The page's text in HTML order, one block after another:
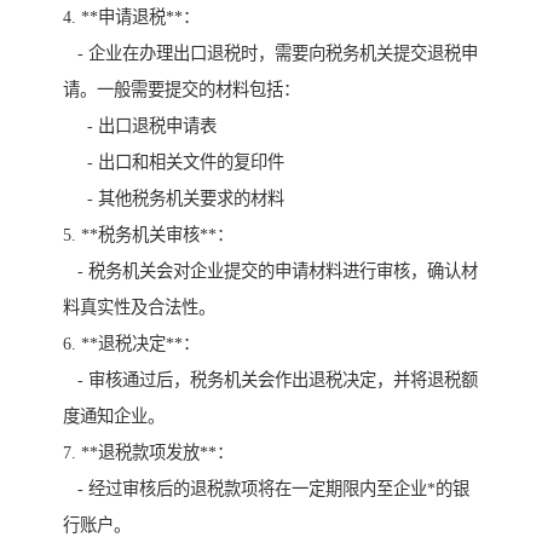
4. **申请退税**：
- 企业在办理出口退税时，需要向税务机关提交退税申
请。一般需要提交的材料包括：
- 出口退税申请表
- 出口和相关文件的复印件
- 其他税务机关要求的材料
5. **税务机关审核**：
- 税务机关会对企业提交的申请材料进行审核，确认材
料真实性及合法性。
6. **退税决定**：
- 审核通过后，税务机关会作出退税决定，并将退税额
度通知企业。
7. **退税款项发放**：
- 经过审核后的退税款项将在一定期限内至企业*的银
行账户。